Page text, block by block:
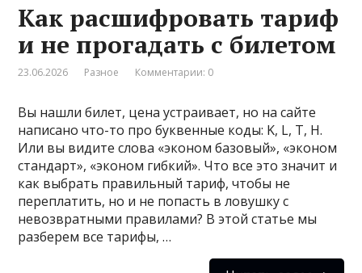
Как расшифровать тариф
и не прогадать с билетом
23.06.2026 Разное Комментарии: 0
Вы нашли билет, цена устраивает, но на сайте
написано что-то про буквенные коды: K, L, T, H.
Или вы видите слова «эконом базовый», «эконом
стандарт», «эконом гибкий». Что все это значит и
как выбрать правильный тариф, чтобы не
переплатить, но и не попасть в ловушку с
невозвратными правилами? В этой статье мы
разберем все тарифы, …